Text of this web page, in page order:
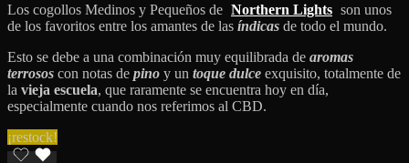
Los cogollos Medinos y Pequeños de Northern Lights son unos
de los favoritos entre los amantes de las índicas de todo el mundo.
Esto se debe a una combinación muy equilibrada de aromas
terrosos con notas de pino y un toque dulce exquisito, totalmente de
la vieja escuela, que raramente se encuentra hoy en día,
especialmente cuando nos referimos al CBD.
¡restock!